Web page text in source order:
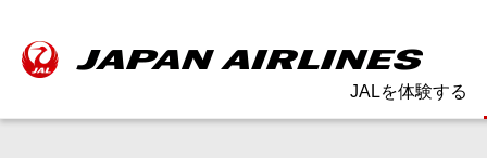
JALを体験する